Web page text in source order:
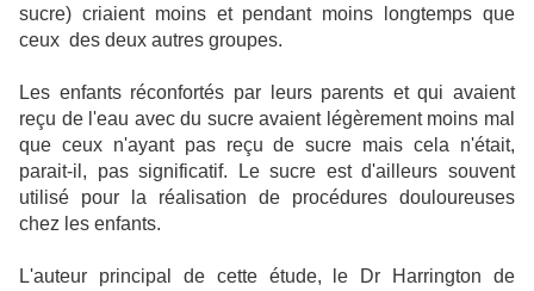
sucre) criaient moins et pendant moins longtemps que
ceux des deux autres groupes.
Les enfants réconfortés par leurs parents et qui avaient
reçu de l'eau avec du sucre avaient légèrement moins mal
que ceux n'ayant pas reçu de sucre mais cela n'était,
parait-il, pas significatif. Le sucre est d'ailleurs souvent
utilisé pour la réalisation de procédures douloureuses
chez les enfants.
L'auteur principal de cette étude, le Dr Harrington de